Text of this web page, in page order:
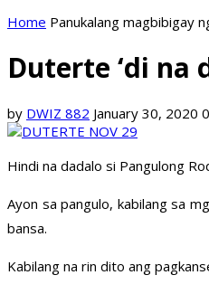
Home Panukalang magbibigay
Duterte ‘di na
by DWIZ 882 January 30, 2020
Hindi na dadalo si Pangulong
Ayon sa pangulo, kabilang sa
bansa.
Kabilang na rin dito ang